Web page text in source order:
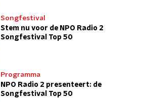
Songfestival
Stem nu voor de NPO Radio 2
Songfestival Top 50
Programma
NPO Radio 2 presenteert: de
Songfestival Top 50